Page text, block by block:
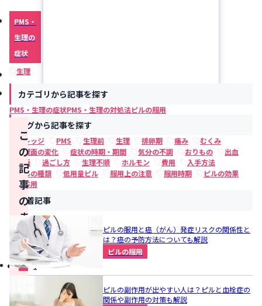
PMS・
生理の
症状
生理
出血
こ
の
記
事
の
ま
と
め
1
の
カテゴリから記事を探す
PMS・生理の症状PMS・生理の対処法ピルの服用
タグから記事を探す
ナレッジ PMS 生理前 生理 排卵期 痛み
むくみ
心理面の変化
症状の時期・期間 気分の不調 おりもの
出血
妊娠
過ごし方 生理不順 ホルモン 費用
入手方法
ピルの種類
低用量ピル 服用上の注意 服用時期
ピルの効果
副作用
新着記事
ピルの服用と癌（がん）発症リスクの関係性と
は？癌の予防方法についても解説
ピルの服用
ピルの副作用が出やすい人は？ピルと血栓症の
関係や副作用の対策も解説